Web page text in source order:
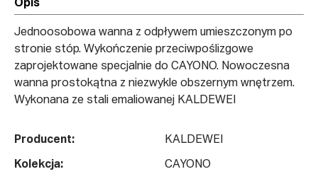
Opis
Jednoosobowa wanna z odpływem umieszczonym po
stronie stóp. Wykończenie przeciwpoślizgowe
zaprojektowane specjalnie do CAYONO. Nowoczesna
wanna prostokątna z niezwykle obszernym wnętrzem.
Wykonana ze stali emaliowanej KALDEWEI
Producent: KALDEWEI
Kolekcja: CAYONO